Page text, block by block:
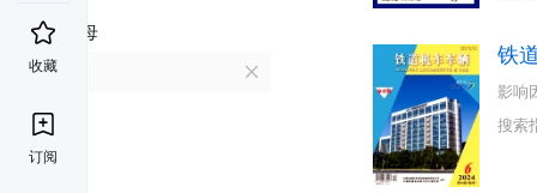
收藏
订阅
首字母
T
铁
影响
搜索